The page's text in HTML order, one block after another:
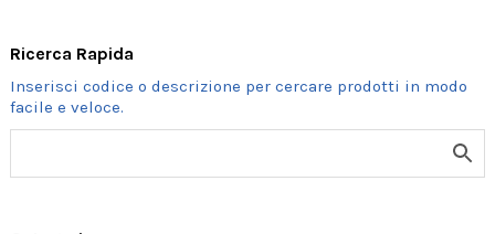
Ricerca Rapida